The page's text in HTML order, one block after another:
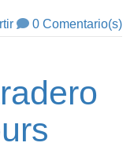
0 Comentario(s)